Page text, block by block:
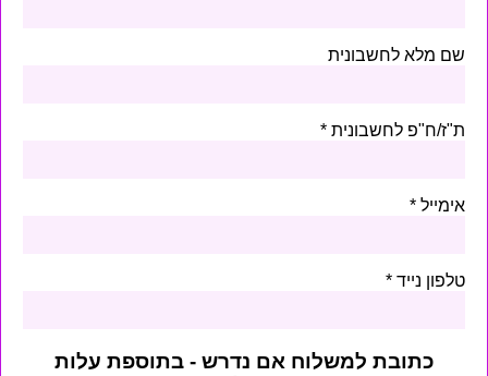
שם מלא לחשבונית
ת"ז/ח"פ לחשבונית
אימייל
טלפון נייד
כתובת למשלוח אם נדרש - בתוספת עלות